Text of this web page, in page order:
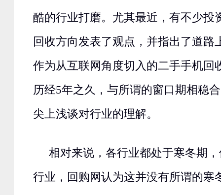
酷的行业打磨。尤其最近，有不少投
回收方向发表了观点，并指出了道路
作为从互联网角度切入的二手手机回
历经5年之久，与所谓的窗口期相稳
尖上浅谈对行业的理解。
相对来说，各行业都处于寒冬期
行业，回购网认为这并没有所谓的寒